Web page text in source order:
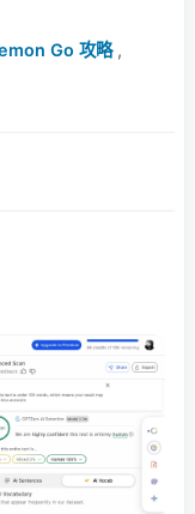
Go 攻略,